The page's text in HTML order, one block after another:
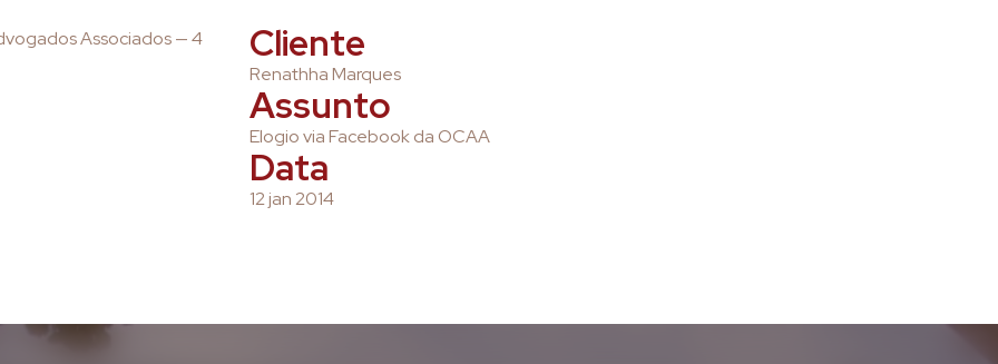
Associados — 4 Cliente
Renathha Marques
Assunto
Elogio via Facebook da OCAA
Data
12 jan 2014